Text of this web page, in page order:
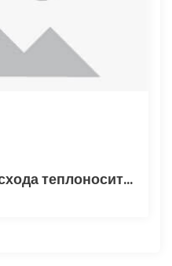
Способы расчета расхода теплоносителя для системы отопления